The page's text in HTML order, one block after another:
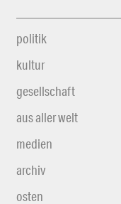
politik
kultur
gesellschaft
aus aller welt
medien
archiv
osten